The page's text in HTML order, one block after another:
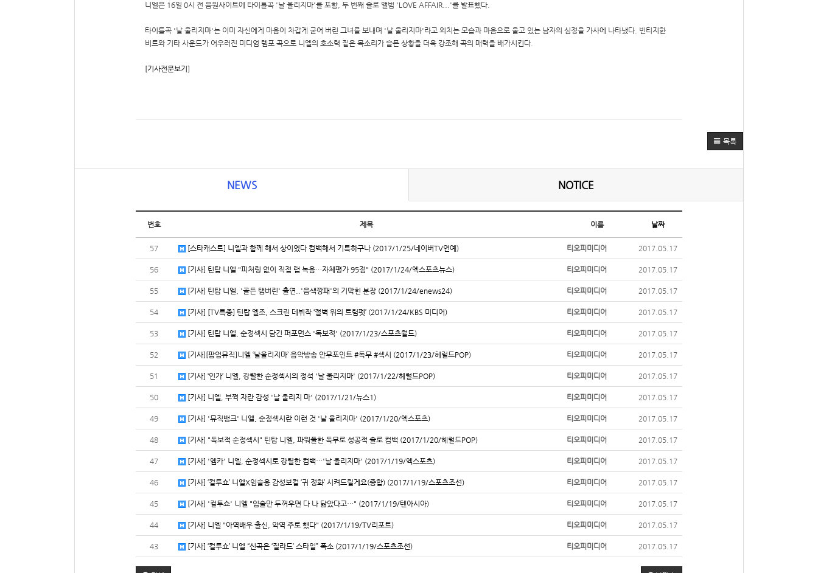
니엘은 16일 0시 전 음원사이트에 타이틀곡 '날 울리지마'를 포함, 두 번째 솔로 앨범 'LOVE AFFAIR...'를 발표했다.
타이틀곡 '날 울리지마'는 이미 자신에게 마음이 차갑게 굳어 버린 그녀를 보내며 '날 울리지마'라고 외치는 모습과 마음으로 울고 있는 남자의 심정을 가사에 나타냈다. 빈티지한
비트와 기타 사운드가 어우러진 미디엄 템포 곡으로 니엘의 호소력 짙은 목소리가 슬픈 상황을 더욱 강조해 곡의 매력을 배가시킨다.
[기사전문보기]
목록
NEWS NOTICE
번호 제목 이름 날짜
57 [스타캐스트] 니엘과 함께 해서 상이였다 컴백해서 기특하구나 (2017/1/25/네이버TV연예) 티오피미디어 2017.05.17
56 [기사] 틴탑 니엘 "피처링 없이 직접 랩 녹음…자체평가 95점" (2017/1/24/엑스포츠뉴스) 티오피미디어 2017.05.17
55 [기사] 틴탑 니엘, '골든 탬버린' 출연..'음색깡패'의 기막힌 분장 (2017/1/24/enews24) 티오피미디어 2017.05.17
54 [기사] [TV특종] 틴탑 엘조, 스크린 데뷔작 ‘절벽 위의 트럼펫’ (2017/1/24/KBS 미디어) 티오피미디어 2017.05.17
53 [기사] 틴탑 니엘, 순정섹시 담긴 퍼포먼스 '독보적' (2017/1/23/스포츠월드) 티오피미디어 2017.05.17
52 [기사][팝업뮤직]니엘 ‘날울리지마’ 음악방송 안무포인트 #독무 #섹시 (2017/1/23/헤럴드POP) 티오피미디어 2017.05.17
51 [기사] ‘인가’ 니엘, 강렬한 순정섹시의 정석 '날 울리지마' (2017/1/22/헤럴드POP) 티오피미디어 2017.05.17
50 [기사] 니엘, 부쩍 자란 감성 '날 울리지 마' (2017/1/21/뉴스1) 티오피미디어 2017.05.17
49 [기사] '뮤직뱅크' 니엘, 순정섹시란 이런 것 '날 울리지마' (2017/1/20/엑스포츠) 티오피미디어 2017.05.17
48 [기사] "독보적 순정섹시" 틴탑 니엘, 파워풀한 독무로 성공적 솔로 컴백 (2017/1/20/헤럴드POP) 티오피미디어 2017.05.17
47 [기사] '엠카' 니엘, 순정섹시로 강렬한 컴백…'날 울리지마' (2017/1/19/엑스포츠) 티오피미디어 2017.05.17
46 [기사] ‘컬투쇼’ 니엘X임슬옹 감성보컬 ‘귀 정화’ 시켜드릴게요(종합) (2017/1/19/스포츠조선) 티오피미디어 2017.05.17
45 [기사] '컬투쇼' 니엘 "입술만 두꺼우면 다 나 닮았다고…" (2017/1/19/텐아시아) 티오피미디어 2017.05.17
44 [기사] 니엘 "아역배우 출신, 악역 주로 했다" (2017/1/19/TV리포트) 티오피미디어 2017.05.17
43 [기사] ‘컬투쇼’ 니엘 “신곡은 ‘질라드’ 스타일” 폭소 (2017/1/19/스포츠조선) 티오피미디어 2017.05.17